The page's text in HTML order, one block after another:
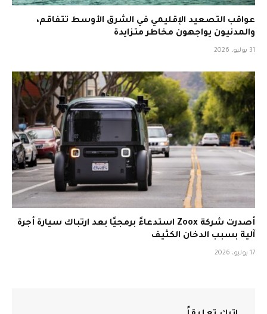
عواقب التصعيد الإقليمي في الشرق الأوسط تتفاقم،
والمدنيون يواجهون مخاطر متزايدة
31 يوليو، 2026
أصدرت شركة Zoox استدعاءً برمجيًا بعد ارتباك سيارة أجرة
آلية بسبب الدخان الكثيف
17 يوليو، 2026